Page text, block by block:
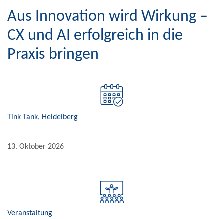
Aus Innovation wird Wirkung –
CX und AI erfolgreich in die
Praxis bringen
Tink Tank, Heidelberg
13. Oktober 2026
Veranstaltung